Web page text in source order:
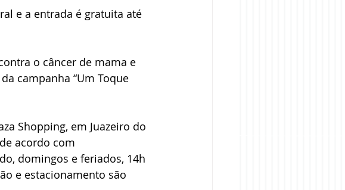
e a entrada é gratuita até
o câncer de mama e
campanha “Um Toque
Shopping, em Juazeiro do
acordo com
domingos e feriados, 14h
e estacionamento são